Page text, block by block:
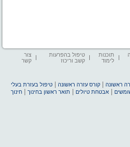
תוכנות
לימוד
טיפול בהפרעות
קשב וריכוז
צור
קשר
ראשונה |קורס עזרה ראשונה |טיפול בעזרת בעלי
|אבטחת טיולים תואר ראשון בחינוך |חינוך